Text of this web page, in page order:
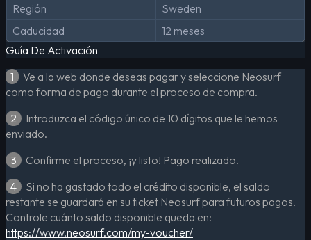
Región
Sweden
Caducidad
12 meses
Guía De Activación
1
Ve a la web donde deseas pagar y seleccione Neosurf
como forma de pago durante el proceso de compra.
2
Introduzca el código único de 10 dígitos que le hemos
enviado.
3
Confirme el proceso, ¡y listo! Pago realizado.
4
Si no ha gastado todo el crédito disponible, el saldo
restante se guardará en su ticket Neosurf para futuros pagos.
Controle cuánto saldo disponible queda en:
https://www.neosurf.com/my-voucher/